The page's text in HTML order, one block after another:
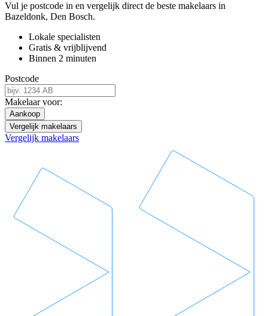
Vul je postcode in en vergelijk direct de beste makelaars in
Bazeldonk, Den Bosch.
Lokale specialisten
Gratis & vrijblijvend
Binnen 2 minuten
Postcode
Makelaar voor:
Aankoop
Vergelijk makelaars
Vergelijk makelaars